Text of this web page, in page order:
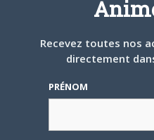
ARTICLES LIÉS
13 MARS 2026 0
Recevez toutes nos
directement
PRÉNOM